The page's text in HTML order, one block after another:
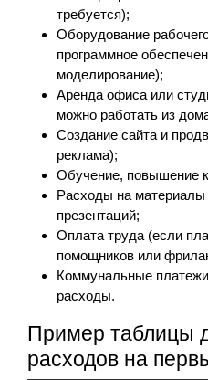
требуется);
Оборудование
программное
моделирование);
Аренда офиса или
можно работать из
Создание сайта и
реклама);
Обучение, повышение
Расходы на материалы
презентаций;
Оплата труда (если
помощников или
Коммунальные
расходы.
Пример таблицы
расходов на